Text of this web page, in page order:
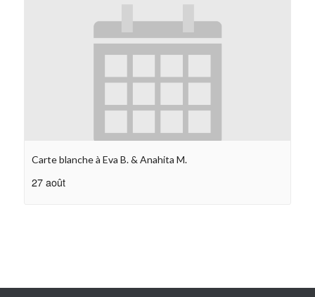
Carte blanche à Eva B. & Anahita M.
27 août